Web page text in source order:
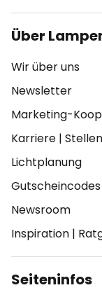
Über
Wir über uns
Newsletter
Marketing-
Karriere |
Lichtplanung
Gutscheincodes
Newsroom
Inspiration |
Seiteninfos